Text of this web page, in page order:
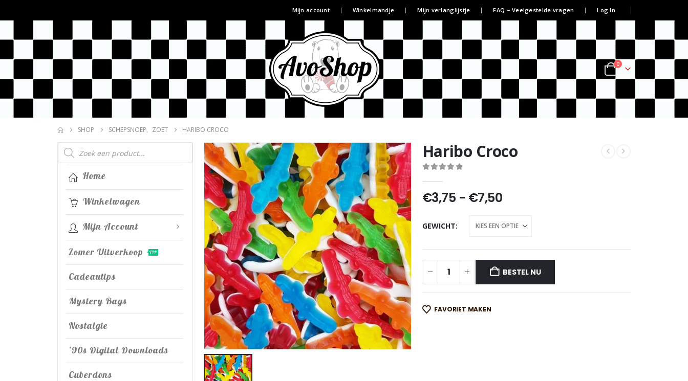
Mijn account Winkelmandje Mijn verlanglijstje FAQ – Veelgestelde vragen Log In
0
SHOP SCHEPSNOEP, ZOET HARIBO CROCO
Haribo Croco
€3,75 - €7,50Prijsklasse:
tot
€7,50
GEWICHT
BESTEL NU
FAVORIET MAKEN
Producten
zoeken
Home
Winkelwagen
Mijn Account
Zomer Uitverkoop TIP
Cadeautips
Mystery Bags
Nostalgie
’90s Digital Downloads
Cuberdons